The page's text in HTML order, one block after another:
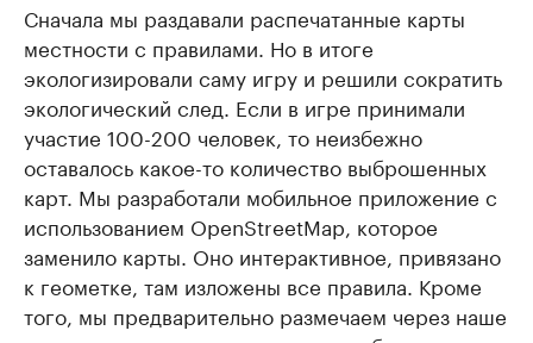
Сначала мы раздавали распечатанные карты
местности с правилами. Но в итоге
экологизировали саму игру и решили сократить
экологический след. Если в игре принимали
участие 100-200 человек, то неизбежно
оставалось какое-то количество выброшенных
карт. Мы разработали мобильное приложение с
использованием OpenStreetMap, которое
заменило карты. Оно интерактивное, привязано
к геометке, там изложены все правила. Кроме
того, мы предварительно размечаем через наше